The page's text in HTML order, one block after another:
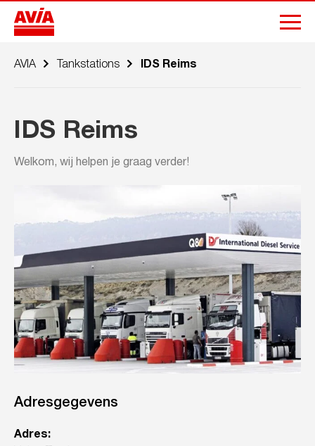
AVIA Tankstations IDS Reims
IDS Reims
Welkom, wij helpen je graag verder!
Adresgegevens
Adres: